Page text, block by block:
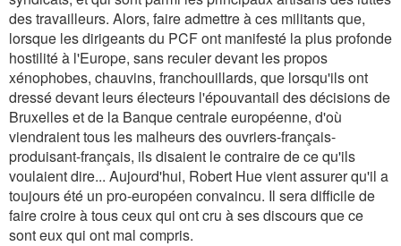
des travailleurs. Alors, faire admettre à ces militants que,
lorsque les dirigeants du PCF ont manifesté la plus profonde
hostilité à l'Europe, sans reculer devant les propos
xénophobes, chauvins, franchouillards, que lorsqu'ils ont
dressé devant leurs électeurs l'épouvantail des décisions de
Bruxelles et de la Banque centrale européenne, d'où
viendraient tous les malheurs des ouvriers-français-
produisant-français, ils disaient le contraire de ce qu'ils
voulaient dire... Aujourd'hui, Robert Hue vient assurer qu'il a
toujours été un pro-européen convaincu. Il sera difficile de
faire croire à tous ceux qui ont cru à ses discours que ce
sont eux qui ont mal compris.